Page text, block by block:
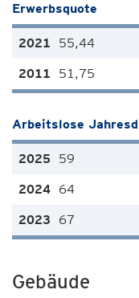
Erwerbsquote
55,44
51,75
Arbeitslose
59
64
67
Gebäude